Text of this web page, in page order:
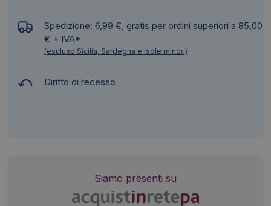
Spedizione: 6,99 €, gratis per ordini superiori a 85,00
€ + IVA*
(escluso Sicilia, Sardegna e isole minori)
Diritto di recesso
Siamo presenti su